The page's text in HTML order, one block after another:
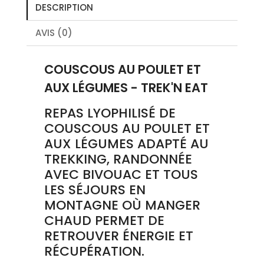
DESCRIPTION
AVIS (0)
COUSCOUS AU POULET ET
AUX LÉGUMES - TREK'N EAT
REPAS LYOPHILISÉ DE
COUSCOUS AU POULET ET
AUX LÉGUMES ADAPTÉ AU
TREKKING, RANDONNÉE
AVEC BIVOUAC ET TOUS
LES SÉJOURS EN
MONTAGNE OÙ MANGER
CHAUD PERMET DE
RETROUVER ÉNERGIE ET
RÉCUPÉRATION.